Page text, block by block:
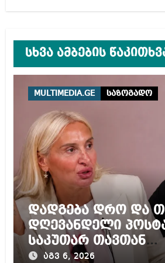
სხვა ამბების
MULTIMEDIA.GE საზოგადო
დადგება დრო და
დღევანდელი
საკუთარ თავთან
შეგარცხვენთ – ეკა
აგვ 6, 2026